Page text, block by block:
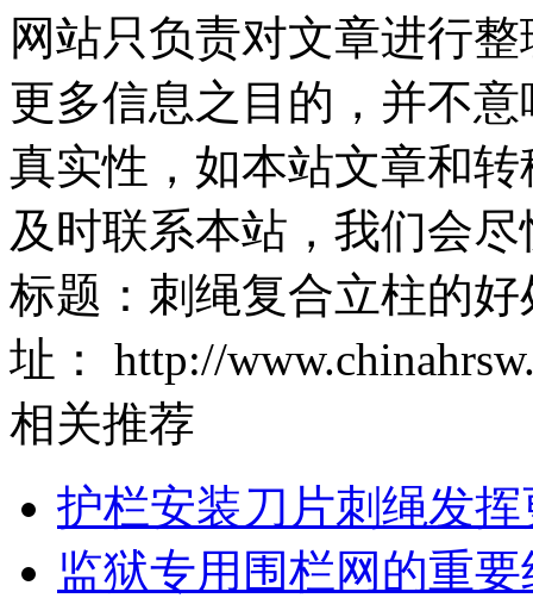
网站只负责对文章进行
更多信息之目的，并不
真实性，如本站文章和
及时联系本站，我们会
标题：刺绳复
址： http://
相关推荐
护栏安装刀片刺绳发
监狱专用围栏网的重